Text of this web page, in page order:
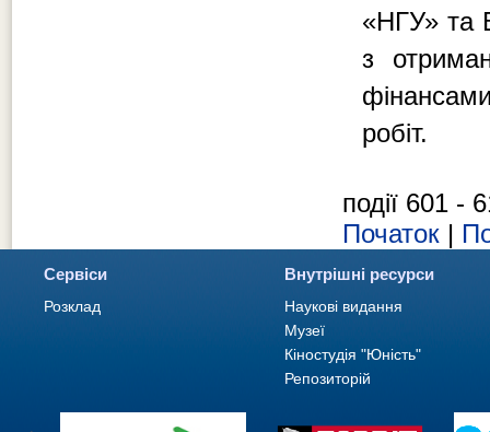
«НГУ» та
з
робіт.
події 601 -
Початок |
Сервіси
Розклад
Внутрішні ресурси
Наукові видання
Музеї
Кіностудія "Юність"
Репозиторій